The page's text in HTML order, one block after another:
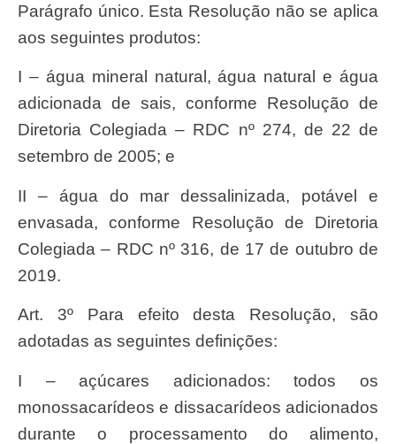
Parágrafo único. Esta Resolução não se aplica
aos seguintes produtos:
I – água mineral natural, água natural e água
adicionada de sais, conforme Resolução de
Diretoria Colegiada – RDC nº 274, de 22 de
setembro de 2005; e
II – água do mar dessalinizada, potável e
envasada, conforme Resolução de Diretoria
Colegiada – RDC nº 316, de 17 de outubro de
2019.
Art. 3º Para efeito desta Resolução, são
adotadas as seguintes definições:
I – açúcares adicionados: todos os
monossacarídeos e dissacarídeos adicionados
durante o processamento do alimento,